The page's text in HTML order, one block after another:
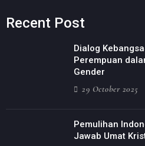
Recent Post
Dialog
Perempuan
Gender
29 October 2025
Pemulihan
Jawab Umat